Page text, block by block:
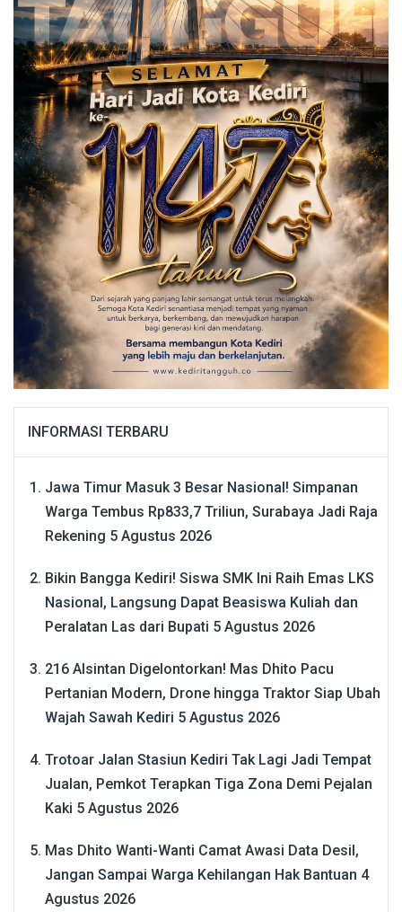
INFORMASI TERBARU
Jawa Timur Masuk 3 Besar Nasional! Simpanan
Warga Tembus Rp833,7 Triliun, Surabaya Jadi Raja
Rekening 5 Agustus 2026
Bikin Bangga Kediri! Siswa SMK Ini Raih Emas LKS
Nasional, Langsung Dapat Beasiswa Kuliah dan
Peralatan Las dari Bupati 5 Agustus 2026
216 Alsintan Digelontorkan! Mas Dhito Pacu
Pertanian Modern, Drone hingga Traktor Siap Ubah
Wajah Sawah Kediri 5 Agustus 2026
Trotoar Jalan Stasiun Kediri Tak Lagi Jadi Tempat
Jualan, Pemkot Terapkan Tiga Zona Demi Pejalan
Kaki 5 Agustus 2026
Mas Dhito Wanti-Wanti Camat Awasi Data Desil,
Jangan Sampai Warga Kehilangan Hak Bantuan 4
Agustus 2026